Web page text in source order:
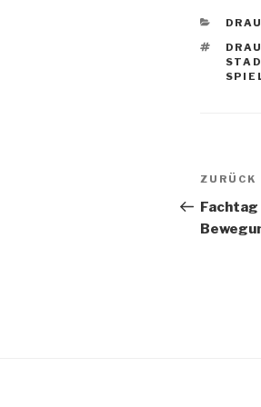
Beitrag
ZURÜCK
Fachtag